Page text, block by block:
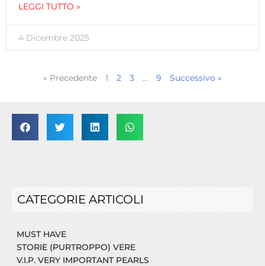
LEGGI TUTTO »
4 Dicembre 2025
« Precedente 1 2 3 … 9 Successivo »
CATEGORIE ARTICOLI
MUST HAVE
STORIE (PURTROPPO) VERE
V.I.P. VERY IMPORTANT PEARLS